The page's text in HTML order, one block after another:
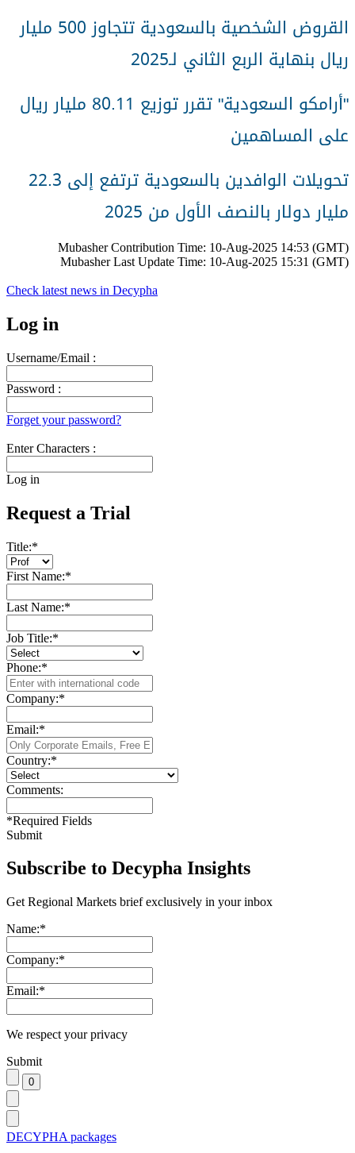
القروض الشخصية بالسعودية تتجاوز 500 مليار
ريال بنهاية الربع الثاني لـ2025
"
أرامكو السعودية" تقرر توزيع 80.11 مليار ريال
على المساهمين
تحويلات الوافدين بالسعودية ترتفع إلى 22.3
مليار دولار بالنصف الأول من 2025
Mubasher Contribution Time: 10-Aug-2025 14:53 (GMT)
Mubasher Last Update Time: 10-Aug-2025 15:31 (GMT)
Check latest news in Decypha
Log in
Username/Email :
Password :
Forget your password?
Enter Characters :
Log in
Request a Trial
Title:*
First Name:*
Last Name:*
Job Title:*
Phone:*
Company:*
Email:*
Country:*
Comments:
*Required Fields
Submit
Subscribe to Decypha Insights
Get Regional Markets brief exclusively in your inbox
Name:*
Company:*
Email:*
We respect your privacy
Submit
DECYPHA packages